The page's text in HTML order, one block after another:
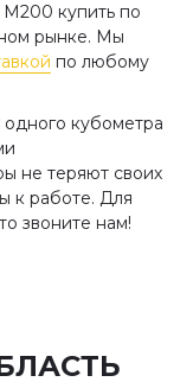
М200 купить по
рынке. Мы
по любому
одного кубометра
не теряют своих
к работе. Для
звоните нам!